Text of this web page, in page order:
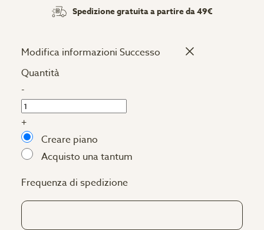
Spedizione gratuita a partire da 49€
Modifica informazioni Successo
Quantità
-
+
Creare piano
Acquisto una tantum
Frequenza di spedizione